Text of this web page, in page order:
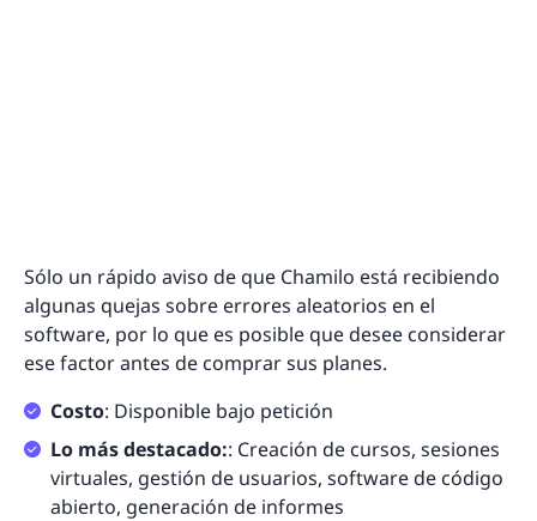
Sólo un rápido aviso de que Chamilo está recibiendo
algunas quejas sobre errores aleatorios en el
software, por lo que es posible que desee considerar
ese factor antes de comprar sus planes.
Costo: Disponible bajo petición
Lo más destacado:: Creación de cursos, sesiones
virtuales, gestión de usuarios, software de código
abierto, generación de informes